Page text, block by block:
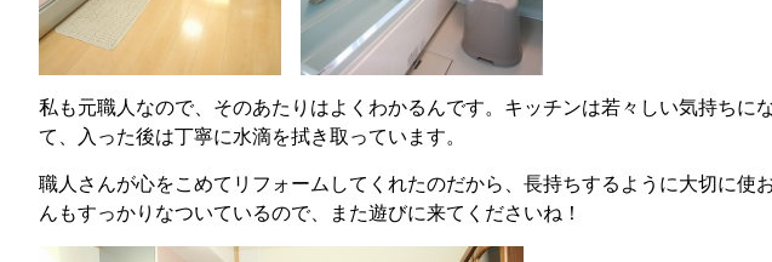
私も元職人なので、そのあたりはよくわかるんです。キッチンは若々しい気持ち
て、入った後は丁寧に水滴を拭き取っています。
職人さんが心をこめてリフォームしてくれたのだから、長持ちするように大切に
んもすっかりなついているので、また遊びに来てくださいね！